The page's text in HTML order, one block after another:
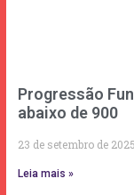
Progressão
abaixo de 900
23 de setembro de 2025
Leia mais »